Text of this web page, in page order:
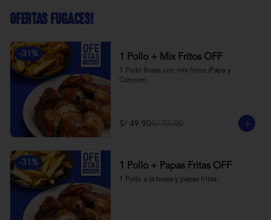
OFERTAS FUGACES!
-31 % 1 Pollo + Mix Fritos OFF
1 Pollo Brasa con mix fritos (Papa y
Camote).
S/ 49.90S/ 72.00
-31 % 1 Pollo + Papas Fritas OFF
1 Pollo a la brasa y papas fritas.